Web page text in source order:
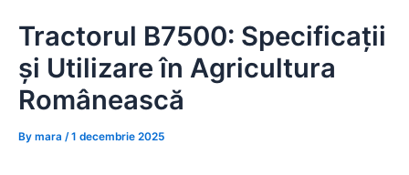
content
Tractorul B7500: Specificații
și Utilizare în Agricultura
Românească
By mara /1 decembrie 2025